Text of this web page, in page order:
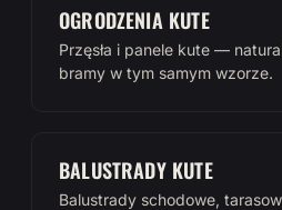
OGRODZENIA KUTE
Przęsła i panele kute —
bramy w tym samym wzorze.
BALUSTRADY KUTE
Balustrady schodowe,